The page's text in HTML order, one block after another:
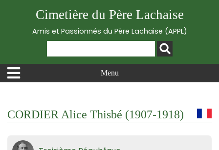
Cimetière du Père Lachaise
Amis et Passionnés du Père Lachaise (APPL)
Menu
CORDIER Alice Thisbé (1907-1918)